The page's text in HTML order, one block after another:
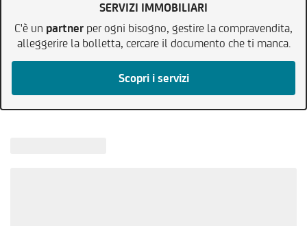
SERVIZI IMMOBILIARI
C'è un partner per ogni bisogno, gestire la compravendita,
alleggerire la bolletta, cercare il documento che ti manca.
Scopri i servizi